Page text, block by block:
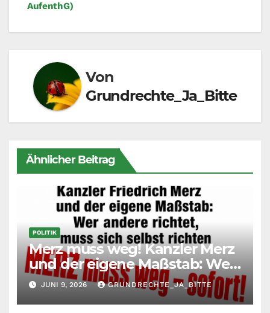
AufenthG)
Von
Grundrechte_Ja_Bitte
Ähnlicher Beitrag
POLITIK
Merz muss weg! Kanzler Merz
und der eigene Maßstab: Wer
andere richtet, muss sich
selbst richten
JUNI 9, 2026 GRUNDRECHTE_JA_BITTE